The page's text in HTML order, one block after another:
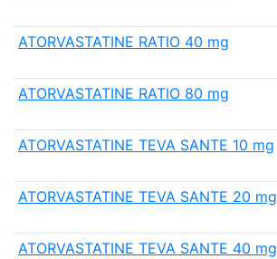
ATORVASTATINE RATIO 40 mg
ATORVASTATINE RATIO 80 mg
ATORVASTATINE TEVA SANTE 10 mg
ATORVASTATINE TEVA SANTE 20 mg
ATORVASTATINE TEVA SANTE 40 mg